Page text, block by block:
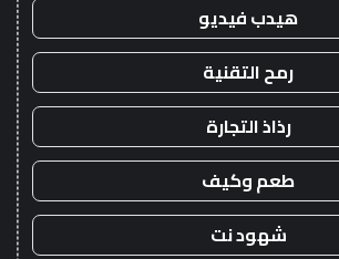
هيدب فيديو
رمح التقنية
رذاذ التجارة
طعم وكيف
شهود نت